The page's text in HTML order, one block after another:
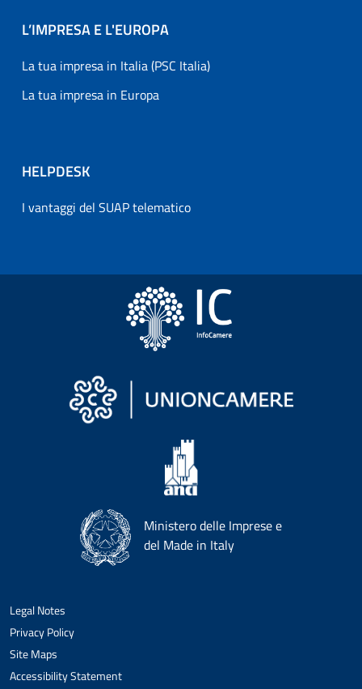
L’IMPRESA E L'EUROPA
La tua impresa in Italia (PSC Italia)
La tua impresa in Europa
HELPDESK
I vantaggi del SUAP telematico
Ministero delle Imprese e
del Made in Italy
Legal Notes
Privacy Policy
Site Maps
Accessibility Statement